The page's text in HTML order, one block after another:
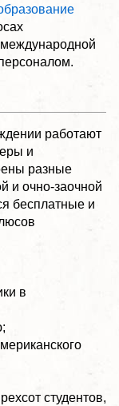
работают
и
разные
и очно-заочной
бесплатные и
в
студентов,